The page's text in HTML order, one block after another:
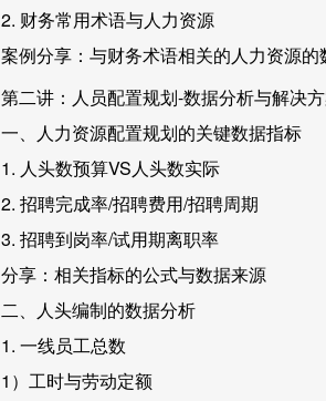
2. 财务常用术语与人力资源
案例分享：与财务术语相关的人力资源的
第二讲：人员配置规划-数据分析与解决
一、人力资源配置规划的关键数据指标
1. 人头数预算VS人头数实际
2. 招聘完成率/招聘费用/招聘周期
3. 招聘到岗率/试用期离职率
分享：相关指标的公式与数据来源
二、人头编制的数据分析
1. 一线员工总数
1）工时与劳动定额